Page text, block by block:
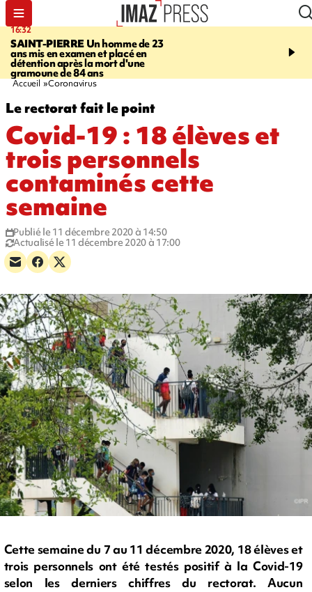
16:32
SAINT-PIERREUn homme de 23
ans mis en examen et placé en
détention après la mort d'une
gramoune de 84 ans
21:08
et Turquie scellent un
Accueil Coronavirus
Le rectorat fait le point
Covid-19 : 18 élèves et
trois personnels
contaminés cette
semaine
Publié le 11 décembre 2020 à 14:50
Actualisé le 11 décembre 2020 à 17:00
Cette semaine du 7 au 11 décembre 2020, 18 élèves et
trois personnels ont été testés positif à la Covid-19
selon les derniers chiffres du rectorat. Aucun